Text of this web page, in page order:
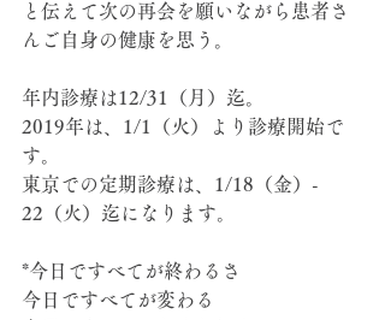
と伝えて次の再会を願いながら患者さ
んご自身の健康を思う。
年内診療は12/31（月）迄。
2019年は、1/1（火）より診療開始で
す。
東京での定期診療は、1/18（金）-
22（火）迄になります。
*今日ですべてが終わるさ
今日ですべてが変わる